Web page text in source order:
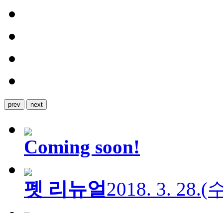
prev next
Coming soon!
펫 리뉴얼2018. 3. 28.(